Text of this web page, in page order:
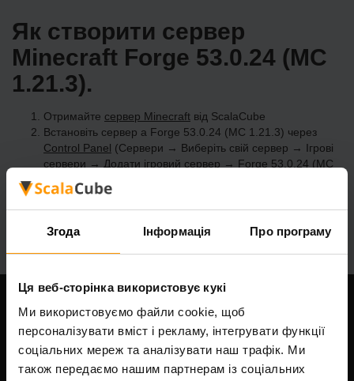
Згода Інформація Про програму
Ця веб-сторінка використовує кукі
Ми використовуємо файли cookie, щоб
персоналізувати вміст і рекламу, інтегрувати функції
соціальних мереж та аналізувати наш трафік. Ми
також передаємо нашим партнерам із соціальних
Як створити сервер
Minecraft Forge 53.0.24 (MC
1.21.3).
Отримайте сервер Minecraft від ScalaCube
Встановіть сервер a Forge 53.0.24 (MC 1.21.3) через
Control Panel (Сервери → Виберіть свій сервер → Ігрові
сервери → Додати ігровий сервер → Forge 53.0.24 (MC
1.21.3))
Насолоджуйтесь грою на сервері!
Наша компанія